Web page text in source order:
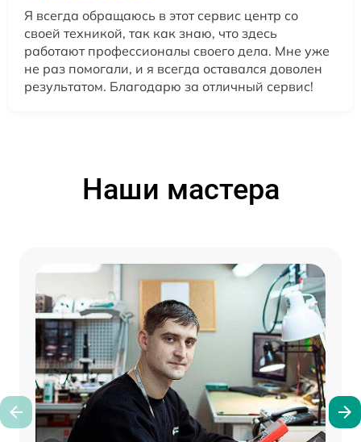
Я всегда обращаюсь в этот сервис центр со
своей техникой, так как знаю, что здесь
работают профессионалы своего дела. Мне уже
не раз помогали, и я всегда оставался доволен
результатом. Благодарю за отличный сервис!
Наши мастера